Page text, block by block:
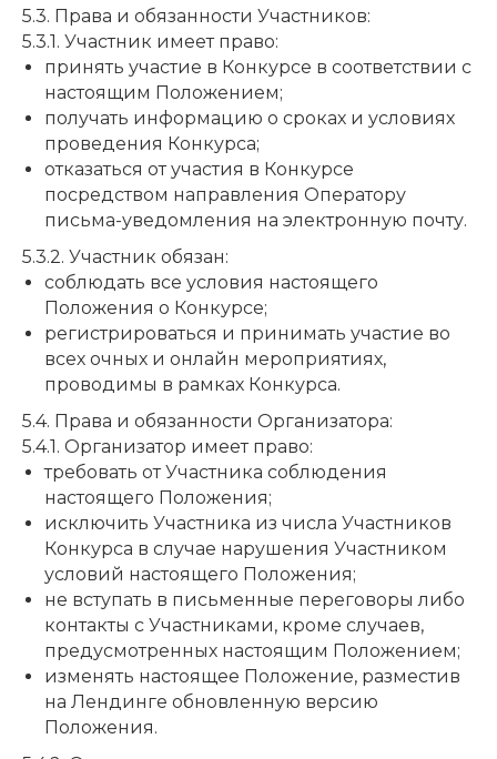
5.3. Права и обязанности Участников:
5.3.1. Участник имеет право:
принять участие в Конкурсе в соответствии с
настоящим Положением;
получать информацию о сроках и условиях
проведения Конкурса;
отказаться от участия в Конкурсе
посредством направления Оператору
письма-уведомления на электронную почту.
5.3.2. Участник обязан:
соблюдать все условия настоящего
Положения о Конкурсе;
регистрироваться и принимать участие во
всех очных и онлайн мероприятиях,
проводимы в рамках Конкурса.
5.4. Права и обязанности Организатора:
5.4.1. Организатор имеет право:
требовать от Участника соблюдения
настоящего Положения;
исключить Участника из числа Участников
Конкурса в случае нарушения Участником
условий настоящего Положения;
не вступать в письменные переговоры либо
контакты с Участниками, кроме случаев,
предусмотренных настоящим Положением;
изменять настоящее Положение, разместив
на Лендинге обновленную версию
Положения.